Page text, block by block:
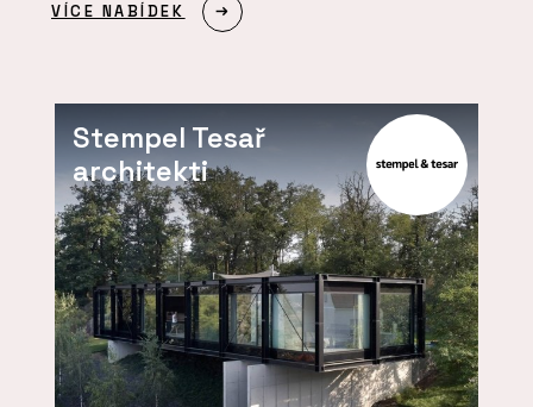
VÍCE NABÍDEK
Stempel Tesař
architekti